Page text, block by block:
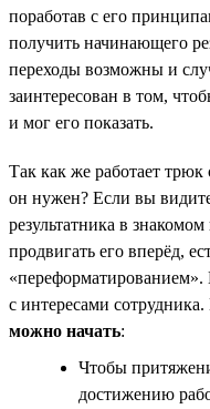
поработав с его
получить начинающего
переходы возможны и
заинтересован в том,
и мог его показать.
Так как же работает
он нужен? Если вы
результатника в
продвигать его вперёд,
«переформатированием».
с интересами сотрудника.
можно начать:
Чтобы
достижению